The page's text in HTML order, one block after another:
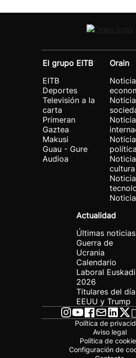
El grupo EITB
EITB
Deportes
Televisión a la
carta
Primeran
Gaztea
Makusi
Guau - Gure
Audioa
Orain
política
cultura
Actualidad
Últimas noticias
Guerra de
Ucrania
Calendario
Laboral Euskadi
2026
Titulares del día
EEUU y Trump
Política de
Aviso legal
Política de
Configuración de